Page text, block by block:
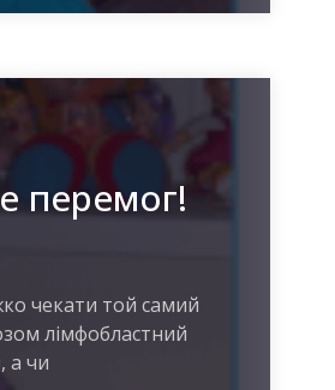
перемог!
чекати той самий
лімфобластний
а чи